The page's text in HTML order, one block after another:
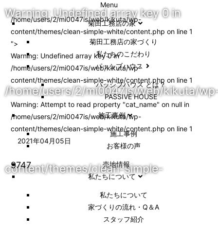
Menu
菊田工務店の家
菊田工務店の家づくり​
私たちのこだわり
パッシブハウス
パッシブハウス とは？
PASSIVE HOUSE
施工事例
施⼯事例
お客様の声
売地情報
私たちについて
私たちについて
家づくりの流れ・Q＆A
スタッフ紹介
Warning: Undefined array key 0 in
/home/users/2/mi0047is/web/kikuta/
content/themes/clean-simple-
/home/users/2/mi0047is/web/kikuta/wp-
content/themes/clean-simple-white/content.php on line1
">
Warning: Undefined array key 0 in
/home/users/2/mi0047is/web/kikuta/wp-
content/themes/clean-simple-white/content.php on line1
Warning: Attempt to read property "cat_name" on null in
/home/users/2/mi0047is/web/kikuta/wp-
content/themes/clean-simple-white/content.php on line1
2021年04月05日
9747